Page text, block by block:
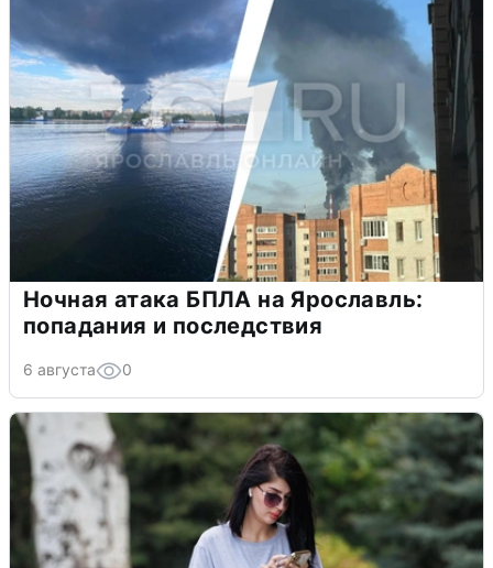
Ночная атака БПЛА на Ярославль:
попадания и последствия
6 августа 0